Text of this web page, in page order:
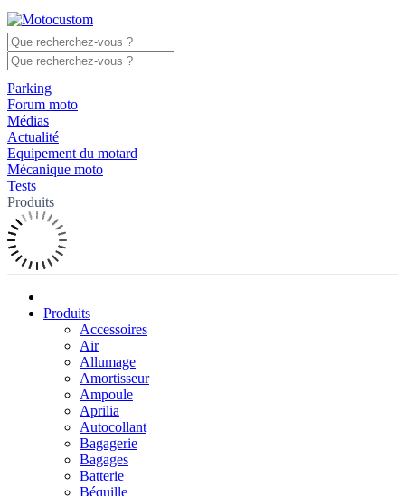
Parking
Forum moto
Médias
Actualité
Equipement du motard
Mécanique moto
Tests
Produits
Produits
Accessoires
Air
Allumage
Amortisseur
Ampoule
Aprilia
Autocollant
Bagagerie
Bagages
Batterie
Béquille